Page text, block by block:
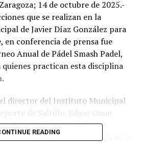
14 de octubre de 2025.-
que se realizan en la
de Javier Díaz González para
en conferencia de prensa fue
Anual de Pádel Smash Padel,
practican esta disciplina
director del Instituto Municipal
de Saltillo, Edgar Omar
la coordinadora de las
con raqueta, Ariana Cepeda de la
READING